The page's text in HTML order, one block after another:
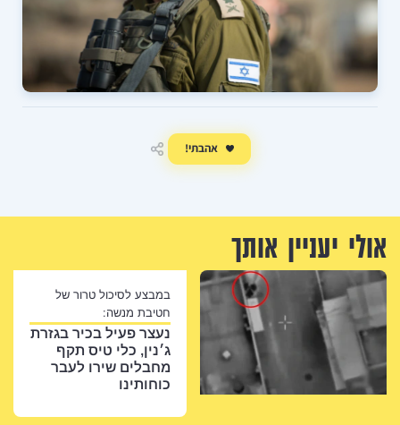
אהבתי!
אולי יעניין אותך
במבצע לסיכול טרור של
חטיבת מנשה:
נעצר פעיל בכיר בגזרת
ג׳נין, כלי טיס תקף
מחבלים שירו לעבר
כוחותינו